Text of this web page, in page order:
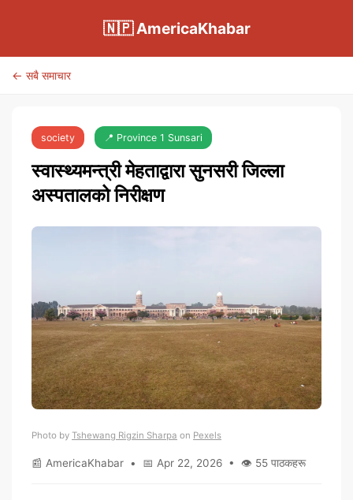
🇳🇵 AmericaKhabar
← सबै समाचार
society 📍 Province 1 Sunsari
स्वास्थ्यमन्त्री मेहताद्वारा सुनसरी जिल्ला
अस्पतालको निरीक्षण
Photo by Tshewang Rigzin Sharpa on Pexels
📰 AmericaKhabar • 📅 Apr 22, 2026 • 👁 55 पाठकहरू